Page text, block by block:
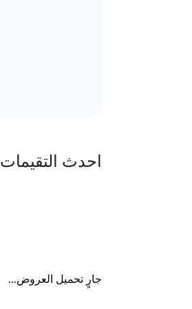
احدث التقيمات
جارٍ تحميل العروض...